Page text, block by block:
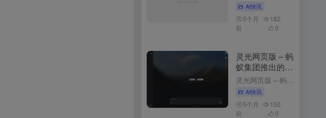
AI快讯
5个月
前
182
0
灵光网页版 – 蚂
蚁集团推出的AI
助手与应用生成
平台
灵光网页版 – 蚂蚁集团推出的AI助手与应用生成平台 3个月前更新 灵光网页版是什么 网页版是智能对话与应用生成平台，以简洁的界面和强大的功能为用户带来高效便捷的体验。用户登录后，可以通过与灵光对话...
AI快讯
5个月
前
150
0